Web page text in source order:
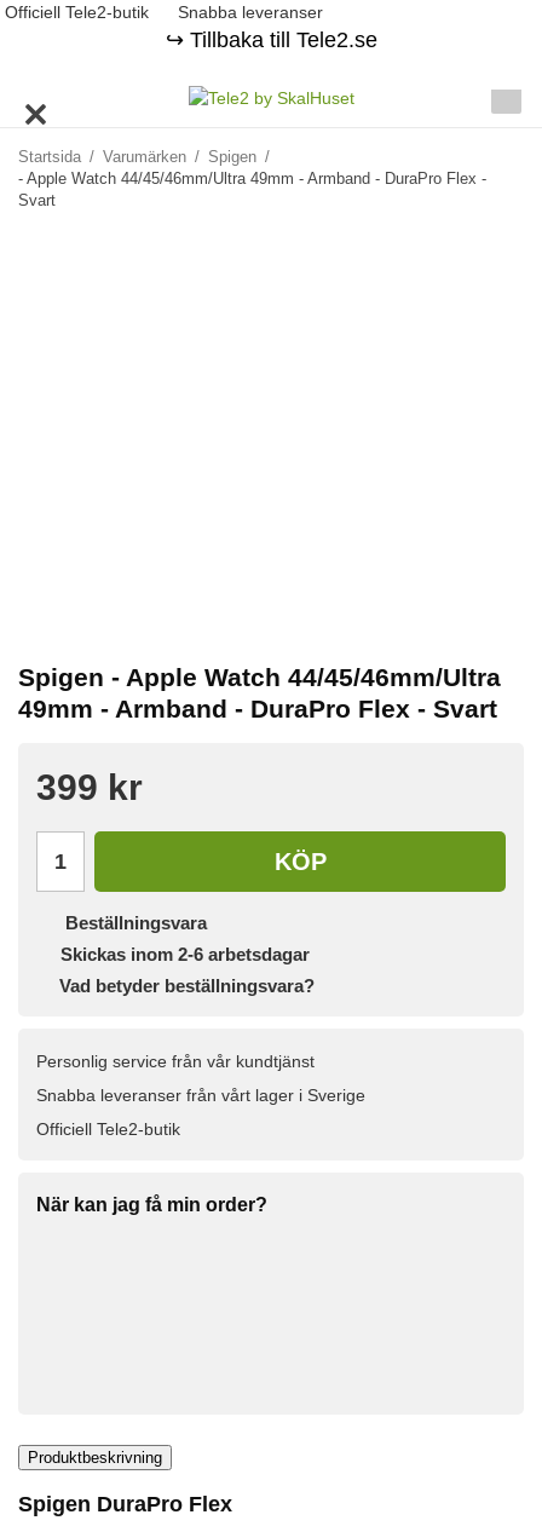
Officiell Tele2-butik Snabba leveranser
↪️ Tillbaka till Tele2.se
Startsida / Varumärken / Spigen /
- Apple Watch 44/45/46mm/Ultra 49mm - Armband - DuraPro Flex -
Svart
Spigen - Apple Watch 44/45/46mm/Ultra
49mm - Armband - DuraPro Flex - Svart
399 kr
KÖP
Beställningsvara
Skickas inom 2-6 arbetsdagar
Vad betyder beställningsvara?
Personlig service från vår kundtjänst
Snabba leveranser från vårt lager i Sverige
Officiell Tele2-butik
När kan jag få min order?
Produktbeskrivning
Spigen DuraPro Flex